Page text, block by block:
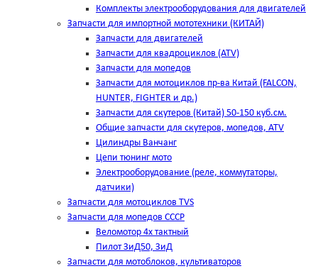
Комплекты электрооборудования для двигателей
Запчасти для импортной мототехники (КИТАЙ)
Запчасти для двигателей
Запчасти для квадроциклов (ATV)
Запчасти для мопедов
Запчасти для мотоциклов пр-ва Китай (FALCON,
HUNTER, FIGHTER и др.)
Запчасти для скутеров (Китай) 50-150 куб.см.
Общие запчасти для скутеров, мопедов, ATV
Цилиндры Ванчанг
Цепи тюнинг мото
Электрооборудование (реле, коммутаторы,
датчики)
Запчасти для мотоциклов TVS
Запчасти для мопедов СССР
Веломотор 4х тактный
Пилот ЗиД50, ЗиД
Запчасти для мотоблоков, культиваторов